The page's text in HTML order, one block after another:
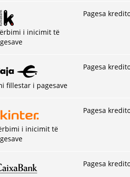
i inicimit të
Pagesa
fillestar i pagesave
Pagesa
i inicimit të
Pagesa
Pagesa